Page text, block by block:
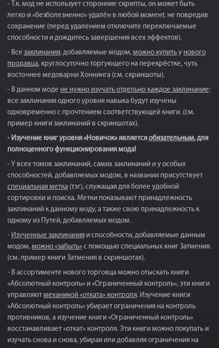
- Т.к. мод не использует сторонние скрипты, он может быть
легко и «безболезненно» удалён в любой момент, не повредив
сохранение (перед удалением отключите переключаемые
способности и дождитесь завершения всех эффектов).
- Все заклинания, добавляемые модом, можно купить у нового
продавца, круглосуточно торгующего на перекрёстке, чуть
восточнее медоварни Хоннинга (см. скриншоты).
- В данном моде не нужно изучать отдельно каждое заклинание:
все заклинания одного уровня навыка будут изучены
одновременно с прочтением соответствующей книги. (см.
пример книги заклинаний в скриншотах).
- Изучение книг уровня «Новичок» является обязательным, для
полноценного функционирования мода!
- У всех томов заклинаний, самих заклинаний и у особых
способностей, добавляемых модом, в названии присутствует
специальная метка (тэг), служащая для более удобной
сортировки и поиска. Метки показывают принадлежность
заклинаний к данному моду, а также свою принадлежность к
одному из Путей, добавляемых модом.
- Изученные заклинания и способности, добавляемые данным
модом, можно «забыть» с помощью специальных книг Затмения.
(см. пример книги Затмения в скриншотах).
- В ассортименте нового торговца можно отыскать книги
«Абсолютный контроль» и «Ограниченный контроль», эти книги
управляют механикой «отката» контроля. Изучение книги
«Абсолютный контроль» убирает ограничения на контроль
противников, а изучение книги «Ограниченный контроль»
восстанавливает «откат» контроля. Эти книги можно покупать и
изучать снова и снова, убирая или добавляя ограничения на